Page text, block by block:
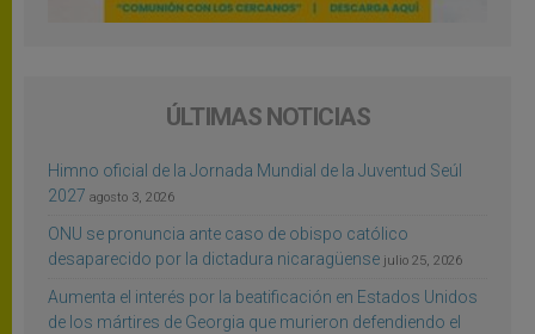
ÚLTIMAS NOTICIAS
Himno oficial de la Jornada Mundial de la Juventud Seúl
2027 agosto 3, 2026
ONU se pronuncia ante caso de obispo católico
desaparecido por la dictadura nicaragüense julio 25, 2026
Aumenta el interés por la beatificación en Estados Unidos
de los mártires de Georgia que murieron defendiendo el